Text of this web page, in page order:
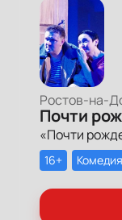
Почти
16+ Комедия